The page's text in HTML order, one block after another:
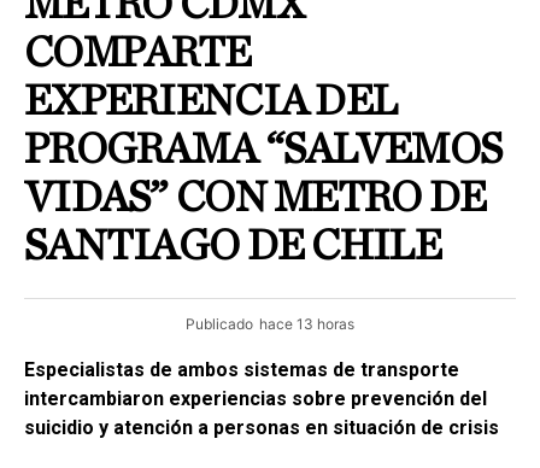
COMPARTE
EXPERIENCIA DEL
PROGRAMA “SALVEMOS
VIDAS” CON METRO DE
SANTIAGO DE CHILE
Publicado hace 13 horas
Especialistas de ambos sistemas de transporte
intercambiaron experiencias sobre prevención del
suicidio y atención a personas en situación de crisis